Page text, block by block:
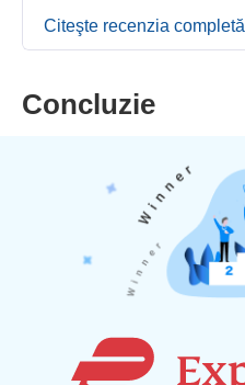
Citeşte recenzia completă
Concluzie